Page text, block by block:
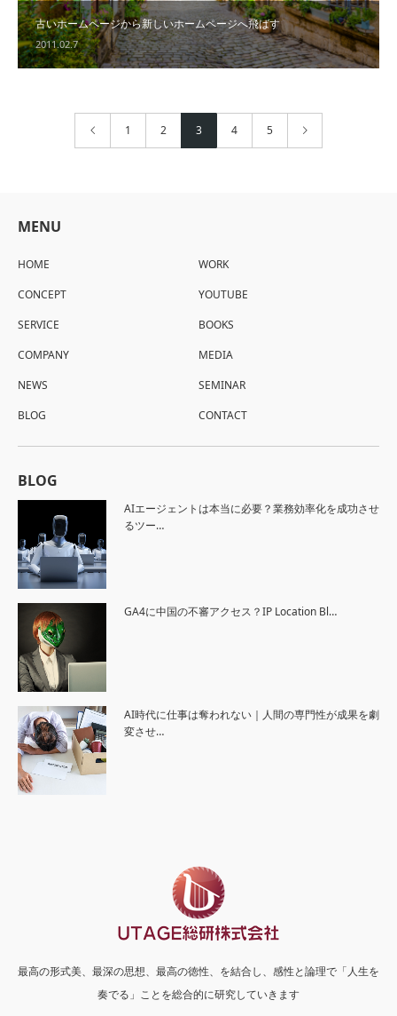
古いホームページから新しいホームページへ飛ばす
2011.02.7
1 2 3 4 5
MENU
HOME
CONCEPT
SERVICE
COMPANY
NEWS
BLOG
WORK
YOUTUBE
BOOKS
MEDIA
SEMINAR
CONTACT
BLOG
AIエージェントは本当に必要？業務効率化を成功させ
るツー…
GA4に中国の不審アクセス？IP Location Bl…
AI時代に仕事は奪われない｜人間の専門性が成果を劇
変させ…
最高の形式美、最深の思想、最高の徳性、を結合し、感性と論理で「人生を
奏でる」ことを総合的に研究していきます